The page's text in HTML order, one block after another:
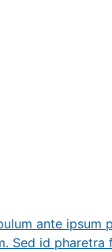
ante
Sed id pharetra